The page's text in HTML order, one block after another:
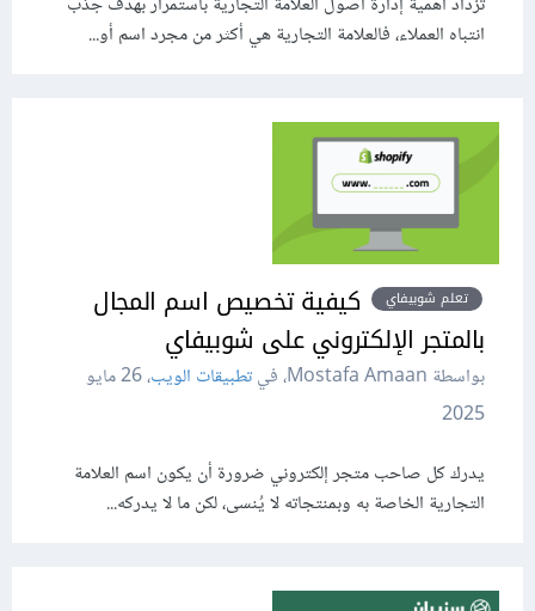
انتباه العملاء، فالعلامة التجارية هي أكثر من مجرد اسم أو...
تعلم شوبيفاي
كيفية تخصيص اسم المجال
بالمتجر الإلكتروني على شوبيفاي
بواسطة Mostafa Amaan، في تطبيقات الويب،
26 مايو
2025
يدرك كل صاحب متجر إلكتروني ضرورة أن يكون اسم العلامة
التجارية الخاصة به وبمنتجاته لا يُنسى، لكن ما لا يدركه...